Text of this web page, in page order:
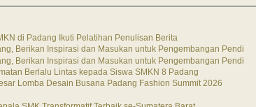
di Padang Ikuti Pelatihan Penulisan Berita
Berikan Inspirasi dan Masukan untuk Pengembangan Pendi
Berikan Inspirasi dan Masukan untuk Pengembangan Pendi
Berlalu Lintas kepada Siswa SMKN 8 Padang
Lomba Desain Busana Padang Fashion Summit 2026